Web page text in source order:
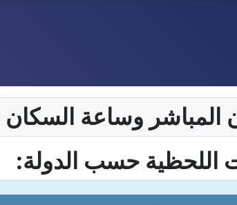
اللحظية حسب الدولة: